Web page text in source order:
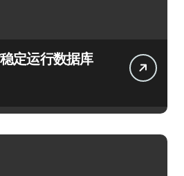
定运行数据库